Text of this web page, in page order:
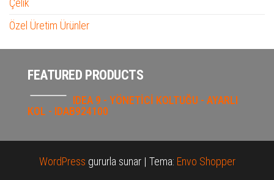
Çelik
Özel Üretim Ürünler
FEATURED PRODUCTS
IDEA 9 - YÖNETİCİ KOLTUĞU - AYARLI
KOL - IDAB924100
WordPress gururla sunar | Tema: Envo Shopper